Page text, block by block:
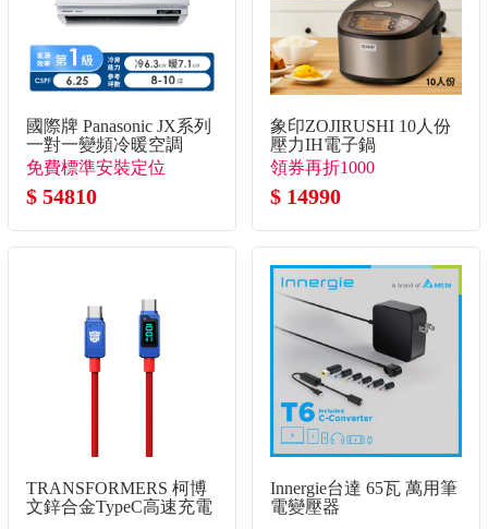
國際牌 Panasonic JX系列
一對一變頻冷暖空調
免費標準安裝定位
$ 54810
象印ZOJIRUSHI 10人份
壓力IH電子鍋
領券再折1000
$ 14990
TRANSFORMERS 柯博
文鋅合金TypeC高速充電
Innergie台達 65瓦 萬用筆
電變壓器